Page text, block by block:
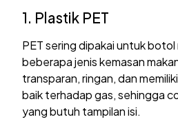
1. Plastik PET
PET sering dipakai untuk botol
beberapa jenis kemasan
transparan, ringan, dan
baik terhadap gas, sehingga
yang butuh tampilan isi.